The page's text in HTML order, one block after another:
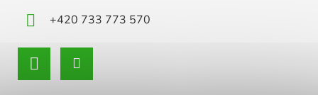
+420 733 773 570